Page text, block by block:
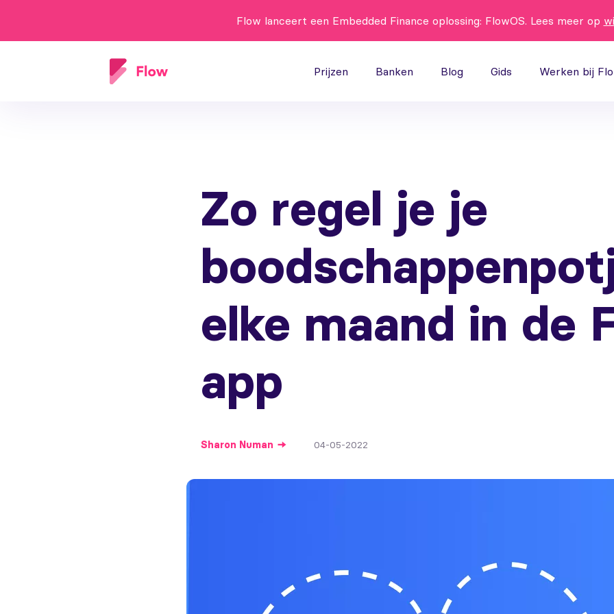
Flow lanceert een Embedded Finance oplossing: FlowOS. Lees meer op
Prijzen Banken Blog Gids Werken bij
Zo regel je je
elke maand in de
app
Sharon Numan 04-05-2022